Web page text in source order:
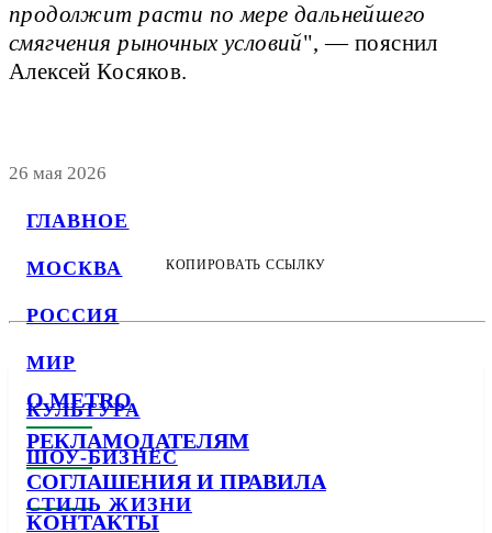
ГЛАВНОЕ
МОСКВА
РОССИЯ
МИР
КУЛЬТУРА
ШОУ-БИЗНЕС
СТИЛЬ ЖИЗНИ
продолжит расти по мере дальнейшего
смягчения рыночных условий", — пояснил
Алексей Косяков.
26 мая 2026
КОПИРОВАТЬ ССЫЛКУ
О METRO
РЕКЛАМОДАТЕЛЯМ
СОГЛАШЕНИЯ И ПРАВИЛА
КОНТАКТЫ